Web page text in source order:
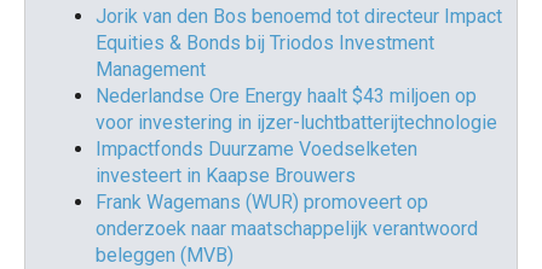
Jorik van den Bos benoemd tot directeur Impact
Equities & Bonds bij Triodos Investment
Management
Nederlandse Ore Energy haalt $43 miljoen op
voor investering in ijzer-luchtbatterijtechnologie
Impactfonds Duurzame Voedselketen
investeert in Kaapse Brouwers
Frank Wagemans (WUR) promoveert op
onderzoek naar maatschappelijk verantwoord
beleggen (MVB)